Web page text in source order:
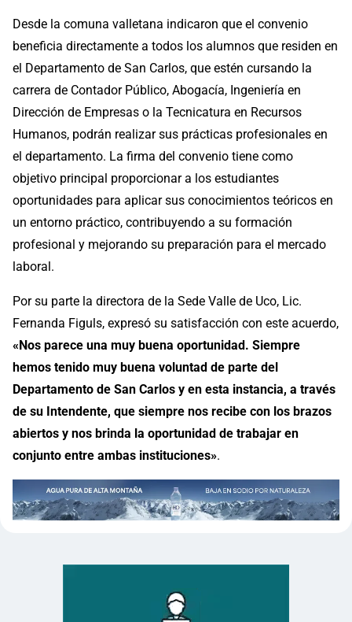
Desde la comuna valletana indicaron que el convenio
beneficia directamente a todos los alumnos que residen en
el Departamento de San Carlos, que estén cursando la
carrera de Contador Público, Abogacía, Ingeniería en
Dirección de Empresas o la Tecnicatura en Recursos
Humanos, podrán realizar sus prácticas profesionales en
el departamento. La firma del convenio tiene como
objetivo principal proporcionar a los estudiantes
oportunidades para aplicar sus conocimientos teóricos en
un entorno práctico, contribuyendo a su formación
profesional y mejorando su preparación para el mercado
laboral.
Por su parte la directora de la Sede Valle de Uco, Lic.
Fernanda Figuls, expresó su satisfacción con este acuerdo,
«Nos parece una muy buena oportunidad. Siempre
hemos tenido muy buena voluntad de parte del
Departamento de San Carlos y en esta instancia, a través
de su Intendente, que siempre nos recibe con los brazos
abiertos y nos brinda la oportunidad de trabajar en
conjunto entre ambas instituciones».